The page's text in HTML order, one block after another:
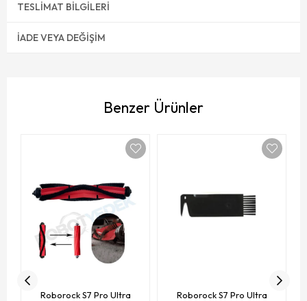
TESLIMAT BILGILERI
İADE VEYA DEĞIŞIM
Benzer Ürünler
Roborock S7 Pro Ultra
Roborock S7 Pro Ultra